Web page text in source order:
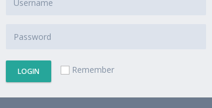
LOGIN Remember